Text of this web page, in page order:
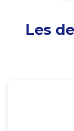
Les